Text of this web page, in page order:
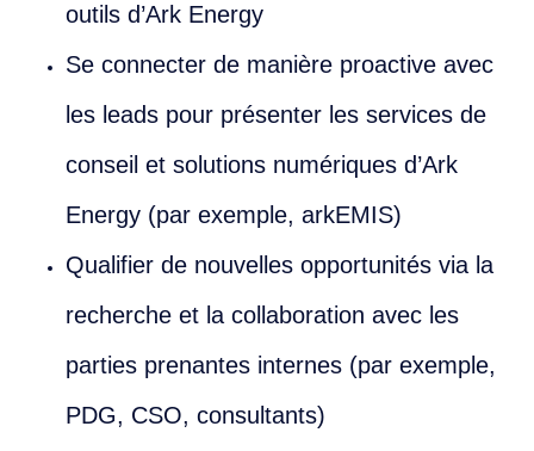
outils d’Ark Energy
Se connecter de manière proactive avec
les leads pour présenter les services de
conseil et solutions numériques d’Ark
Energy (par exemple, arkEMIS)
Qualifier de nouvelles opportunités via la
recherche et la collaboration avec les
parties prenantes internes (par exemple,
PDG, CSO, consultants)